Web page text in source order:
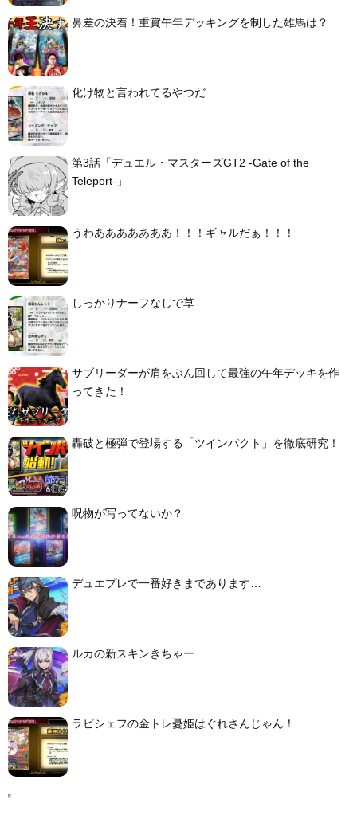
鼻差の決着！重賞午年デッキングを制した雄馬は？
化け物と言われてるやつだ…
第3話「デュエル・マスターズGT2 -Gate of the
Teleport-」
うわあああああああ！！！ギャルだぁ！！！
しっかりナーフなしで草
サブリーダーが肩をぶん回して最強の午年デッキを作
ってきた！
轟破と極弾で登場する「ツインパクト」を徹底研究！
呪物が写ってないか？
デュエプレで一番好きまであります…
ルカの新スキンきちゃー
ラビシェフの金トレ憂姫はぐれさんじゃん！